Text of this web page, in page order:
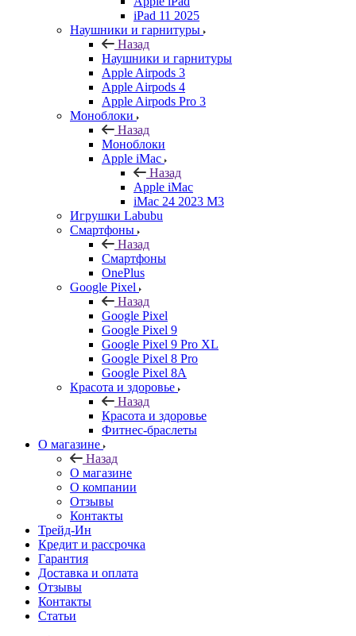
iPad 11 2025
Наушники и гарнитуры
Назад
Наушники и гарнитуры
Apple Airpods 3
Apple Airpods 4
Apple Airpods Pro 3
Моноблоки
Назад
Моноблоки
Apple iMac
Назад
Apple iMac
iMac 24 2023 M3
Игрушки Labubu
Смартфоны
Назад
Смартфоны
OnePlus
Google Pixel
Назад
Google Pixel
Google Pixel 9
Google Pixel 9 Pro XL
Google Pixel 8 Pro
Google Pixel 8A
Красота и здоровье
Назад
Красота и здоровье
Фитнес-браслеты
О магазине
Назад
О магазине
О компании
Отзывы
Контакты
Трейд-Ин
Кредит и рассрочка
Гарантия
Доставка и оплата
Отзывы
Контакты
Статьи